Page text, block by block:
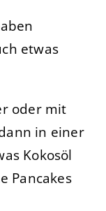
etwas
oder mit
in einer
Kokosöl
Pancakes